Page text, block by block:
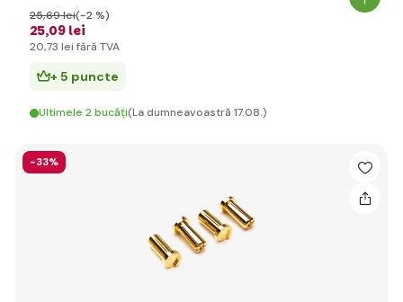
25,09 lei
25,69 lei(-2 %)
20,73 lei fără TVA
+ 5 puncte
Ultimele 2 bucăți(La dumneavoastră 17.08.)
-33%